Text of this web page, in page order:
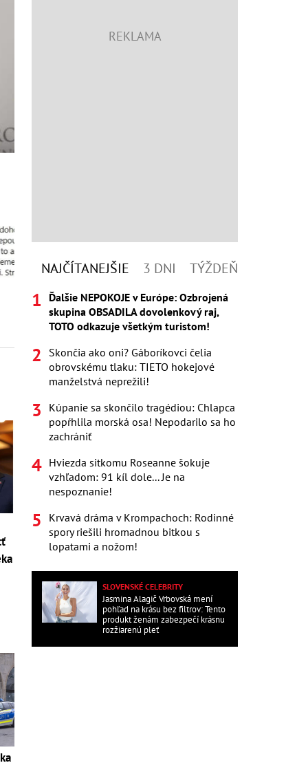
NAJČÍTANEJŠIE 3 DNI TÝŽDEŇ
Ďalšie NEPOKOJE v Európe: Ozbrojená
skupina OBSADILA dovolenkový raj,
TOTO odkazuje všetkým turistom!
Skončia ako oni? Gáboríkovci čelia
obrovskému tlaku: TIETO hokejové
manželstvá neprežili!
Kúpanie sa skončilo tragédiou: Chlapca
popŕhlila morská osa! Nepodarilo sa ho
zachrániť
Hviezda sitkomu Roseanne šokuje
vzhľadom: 91 kíl dole... Je na
nespoznanie!
Krvavá dráma v Krompachoch: Rodinné
spory riešili hromadnou bitkou s
lopatami a nožom!
SLOVENSKÉ CELEBRITY
Jasmina Alagič Vrbovská mení
pohľad na krásu bez filtrov: Tento
produkt ženám zabezpečí krásnu
rozžiarenú pleť